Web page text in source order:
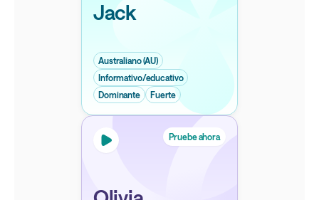
Jack
Australiano (AU)
Informativo/educativo
Dominante
Fuerte
Pruebe ahora